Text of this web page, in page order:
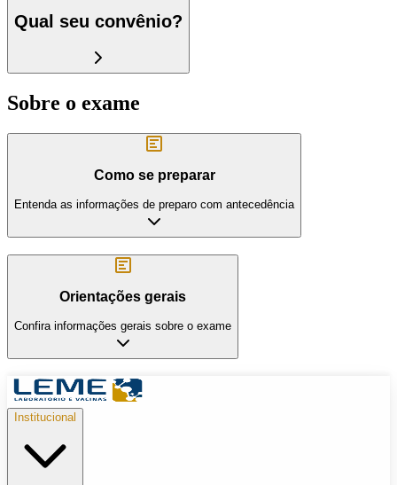
Qual seu convênio?
Sobre o exame
Como se preparar
Entenda as informações de preparo com antecedência
Orientações gerais
Confira informações gerais sobre o exame
Institucional